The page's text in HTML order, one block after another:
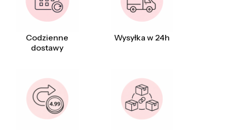
Codzienne
dostawy
Wysyłka w 24h